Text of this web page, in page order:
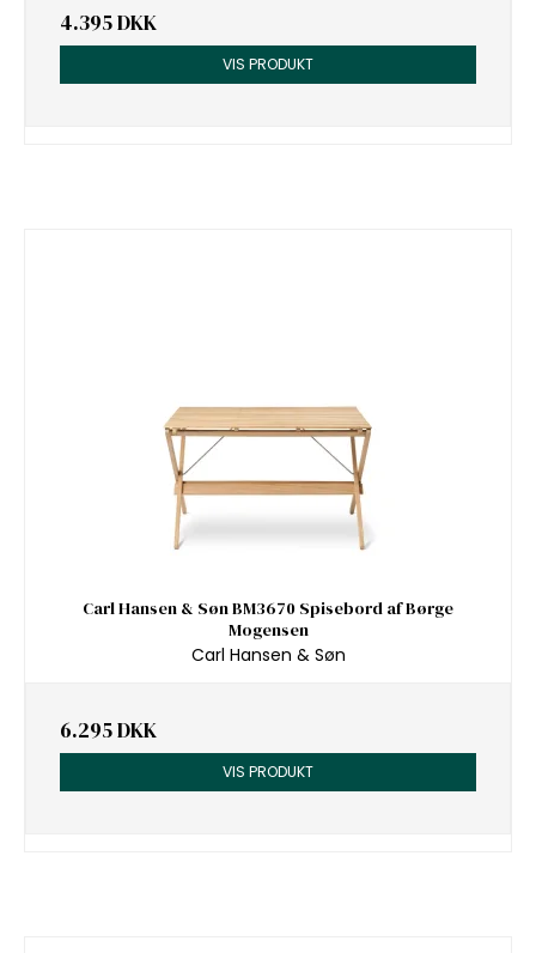
4.395 DKK
VIS PRODUKT
Carl Hansen & Søn BM3670 Spisebord af Børge
Mogensen
Carl Hansen & Søn
6.295 DKK
VIS PRODUKT